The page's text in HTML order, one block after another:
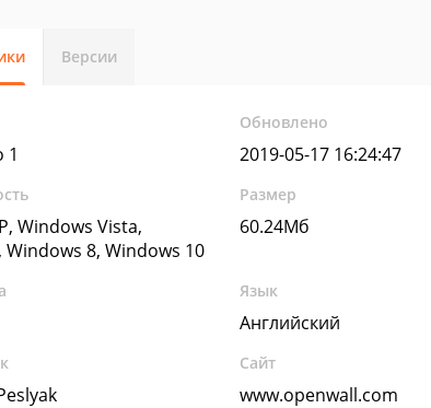
Версии
1
Обновлено
2019-05-17 16:24:47
Windows Vista,
Windows 8, Windows 10
Размер
60.24Мб
Язык
Английский
Сайт
www.openwall.com